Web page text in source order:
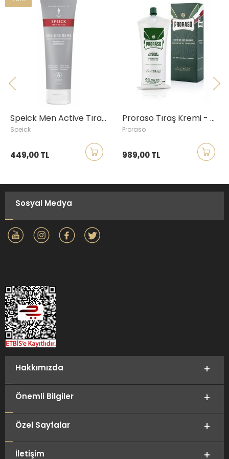
Speick Men Active Tıraş Kremi, 75ml
Speick
449,00 TL
Proraso Tıraş Kremi - Okaliptüs Yağı ve Mentollü, 500ml
Proraso
989,00 TL
Sosyal Medya
Hakkımızda
Önemli Bilgiler
Özel Sayfalar
İletişim